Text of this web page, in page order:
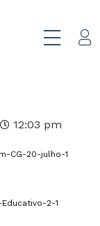
12:03 pm
CG-20-julho-1
2-1